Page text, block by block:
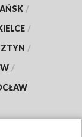
/
/
/
/